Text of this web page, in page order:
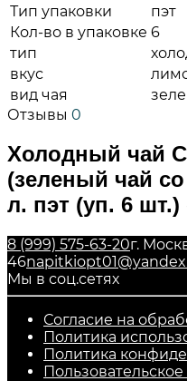
Тип упаковки
пэт
Кол-во в упаковке 6
тип
вкус
вид чая
Отзывы 0
Холодный чай
(зеленый чай
л. пэт (уп. 6
8 (999) 575-63-20г.
46
Мы в соц.сетях
Согласие на
Политика
Политика